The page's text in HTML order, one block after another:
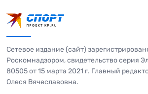
Сетевое издание (сайт)
Роскомнадзором, свидетельство серия
80505 от 15 марта 2021 г. Главный
Олеся Вячеславовна.